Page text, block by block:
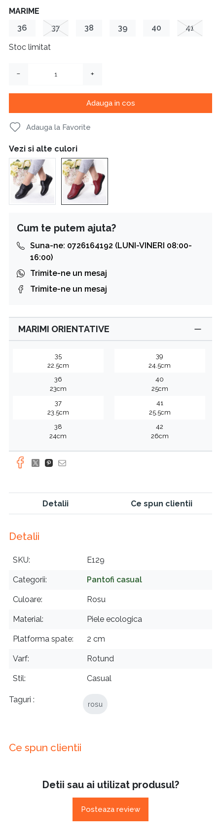
MARIME
36
37 38 39 40 41
Stoc limitat
− +
Adauga in cos
Adauga la Favorite
Vezi si alte culori
Cum te putem ajuta?
Suna-ne: 0726164192 (LUNI-VINERI 08:00-
16:00)
Trimite-ne un mesaj
Trimite-ne un mesaj
MARIMI ORIENTATIVE
35
22.5cm
36
23cm
37
23.5cm
38
24cm
39
24.5cm
40
25cm
41
25.5cm
42
26cm
Detalii Ce spun clientii
Detalii
SKU E129
Categorii Pantofi casual
Culoare Rosu
Material Piele ecologica
Platforma spate 2 cm
Varf Rotund
Stil Casual
Taguri rosu
Ce spun clientii
Detii sau ai utilizat produsul?
Posteaza review